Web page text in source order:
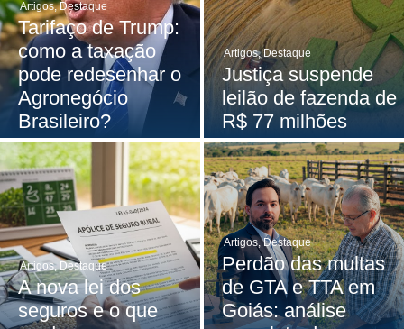
Artigos, Destaque
Tarifaço de Trump:
como a taxação
pode redesenhar o
Agronegócio
Brasileiro?
Artigos, Destaque
Justiça suspende
leilão de fazenda de
R$ 77 milhões
Artigos, Destaque
A nova lei dos
seguros e o que
Artigos, Destaque
Perdão das multas
de GTA e TTA em
Goiás: análise